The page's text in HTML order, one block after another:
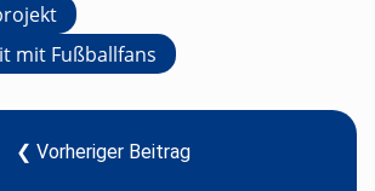
mit Fußballfans
❮ Vorheriger Beitrag